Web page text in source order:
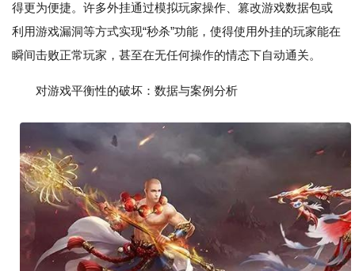
得更为便捷。许多外挂通过模拟玩家操作、篡改游戏数据包或
利用游戏漏洞等方式实现“秒杀”功能，使得使用外挂的玩家能在
瞬间击败正常玩家，甚至在无任何操作的情态下自动通关。
对游戏平衡性的破坏：数据与案例分析